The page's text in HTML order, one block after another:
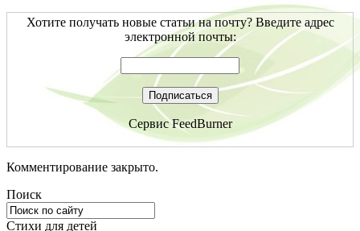
Хотите получать новые статьи на почту? Введите адрес
электронной почты:
СервисFeedBurner
Комментирование закрыто.
Поиск
Стихи для детей